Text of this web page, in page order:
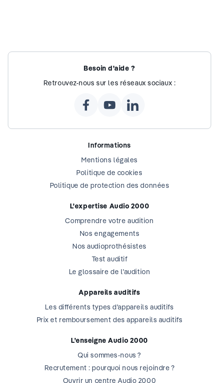
Besoin d’aide ?
Retrouvez-nous sur les réseaux sociaux :
Informations
Mentions légales
Politique de cookies
Politique de protection des données
L’expertise Audio 2000
Comprendre votre audition
Nos engagements
Nos audioprothésistes
Test auditif
Le glossaire de l’audition
Appareils auditifs
Les différents types d’appareils auditifs
Prix et remboursement des appareils auditifs
L’enseigne Audio 2000
Qui sommes-nous ?
Recrutement : pourquoi nous rejoindre ?
Ouvrir un centre Audio 2000